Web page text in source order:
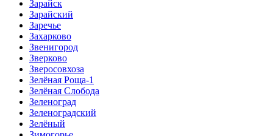
Зарайск
Зарайский
Заречье
Захарково
Звенигород
Зверково
Зверосовхоза
Зелёная Роща-1
Зелёная Слобода
Зеленоград
Зеленоградский
Зелёный